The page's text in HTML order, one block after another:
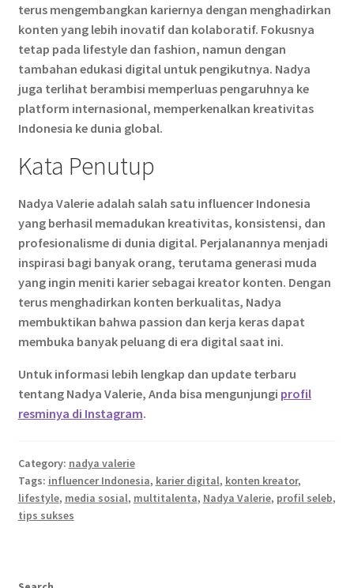
terus mengembangkan kariernya dengan menghadirkan
konten yang lebih inovatif dan kolaboratif. Fokusnya
tetap pada lifestyle dan fashion, namun dengan
tambahan edukasi digital untuk pengikutnya. Nadya
juga terlihat berambisi memperluas pengaruhnya ke
platform internasional, memperkenalkan kreativitas
Indonesia ke dunia global.
Kata Penutup
Nadya Valerie adalah salah satu influencer Indonesia
yang berhasil memadukan kreativitas, konsistensi, dan
profesionalisme di dunia digital. Perjalanannya menjadi
inspirasi bagi banyak orang, terutama generasi muda
yang ingin meniti karier sebagai kreator konten. Dengan
terus menghadirkan konten berkualitas, Nadya
membuktikan bahwa passion dan kerja keras dapat
membuka banyak peluang di era digital saat ini.
Untuk informasi lebih lengkap dan update terbaru
tentang Nadya Valerie, Anda bisa mengunjungi profil
resminya di Instagram.
Category: nadya valerie
Tags: influencer Indonesia, karier digital, konten kreator,
lifestyle, media sosial, multitalenta, Nadya Valerie, profil seleb,
tips sukses